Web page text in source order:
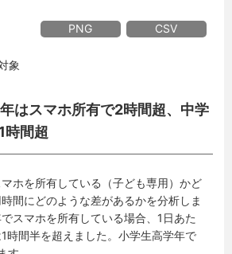
PNG CSV
象
はスマホ所有で2時間超、中学
時間超
ホを所有している（子ども専用）かど
間にどのような差があるかを分析しま
スマホを所有している場合、1日あた
時間半を超えました。小学生高学年で